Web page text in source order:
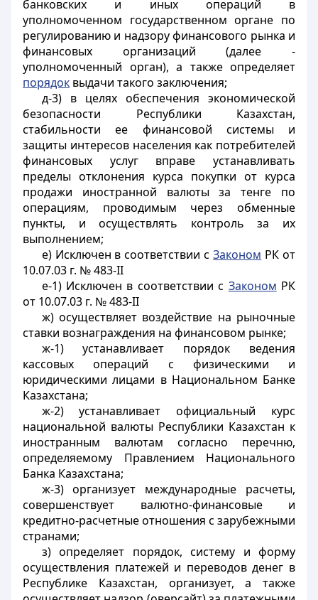
банковских и иных операций в
уполномоченном государственном органе по
регулированию и надзору финансового рынка и
финансовых организаций (далее -
уполномоченный орган), а также определяет
порядок выдачи такого заключения;
д-3) в целях обеспечения экономической
безопасности Республики Казахстан,
стабильности ее финансовой системы и
защиты интересов населения как потребителей
финансовых услуг вправе устанавливать
пределы отклонения курса покупки от курса
продажи иностранной валюты за тенге по
операциям, проводимым через обменные
пункты, и осуществлять контроль за их
выполнением;
е) Исключен в соответствии сЗаконом РК от
10.07.03 г. № 483-II
е-1) Исключен в соответствии с Законом РК
от 10.07.03 г. № 483-II
ж) осуществляет воздействие на рыночные
ставки вознаграждения на финансовом рынке;
ж-1) устанавливает порядок ведения
кассовых операций с физическими и
юридическими лицами в Национальном Банке
Казахстана;
ж-2) устанавливает официальный курс
национальной валюты Республики Казахстан к
иностранным валютам согласно перечню,
определяемому Правлением Национального
Банка Казахстана;
ж-3) организует международные расчеты,
совершенствует валютно-финансовые и
кредитно-расчетные отношения с зарубежными
странами;
з) определяет порядок, систему и форму
осуществления платежей и переводов денег в
Республике Казахстан, организует, а также